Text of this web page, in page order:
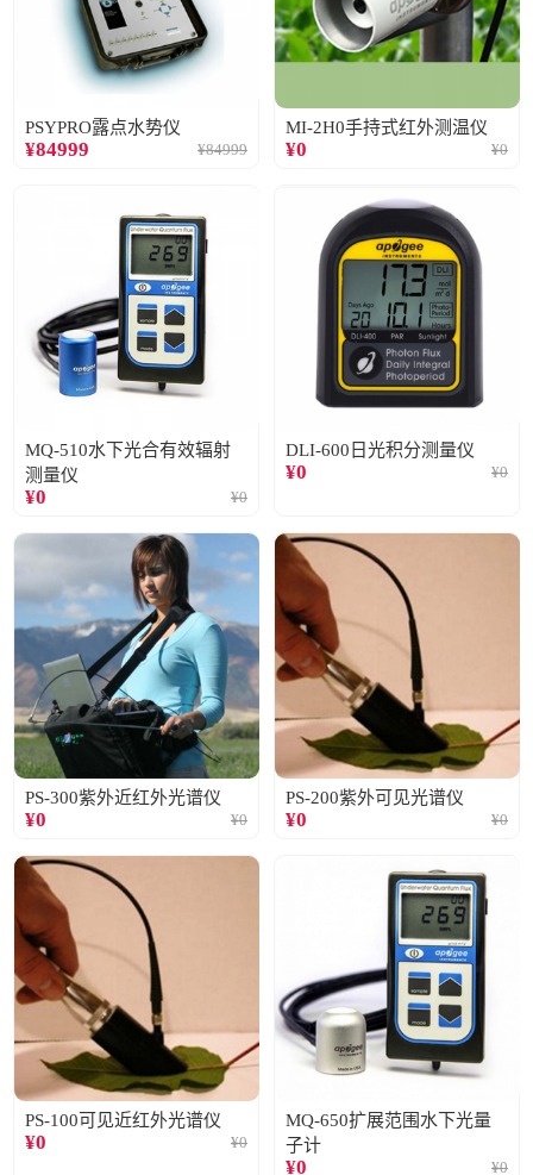
PSYPRO露点水势仪
¥84999 ¥84999
MI-2H0手持式红外测温仪
¥0 ¥0
MQ-510水下光合有效辐射
测量仪
¥0 ¥0
DLI-600日光积分测量仪
¥0 ¥0
PS-300紫外近红外光谱仪
¥0 ¥0
PS-200紫外可见光谱仪
¥0 ¥0
PS-100可见近红外光谱仪
¥0 ¥0
MQ-650扩展范围水下光量
子计
¥0 ¥0